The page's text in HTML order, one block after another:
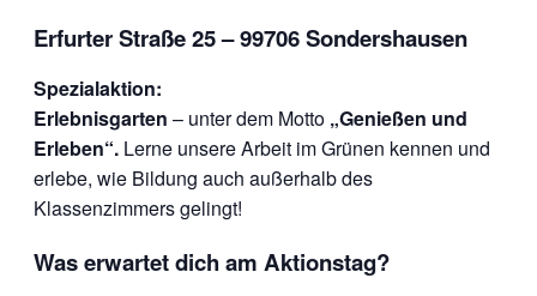
Erfurter Straße 25 – 99706 Sondershausen
Spezialaktion:
Erlebnisgarten – unter dem Motto „Genießen und
Erleben“. Lerne unsere Arbeit im Grünen kennen und
erlebe, wie Bildung auch außerhalb des
Klassenzimmers gelingt!
Was erwartet dich am Aktionstag?